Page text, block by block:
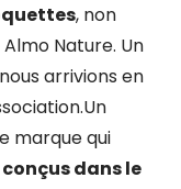
, non
Nature. Un
arrivions en
marque qui
dans le